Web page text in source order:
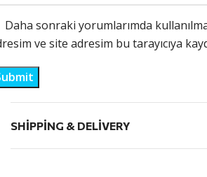
Daha sonraki yorumlarımda
ve site adresim bu tarayıcıya
SHIPPING & DELIVERY